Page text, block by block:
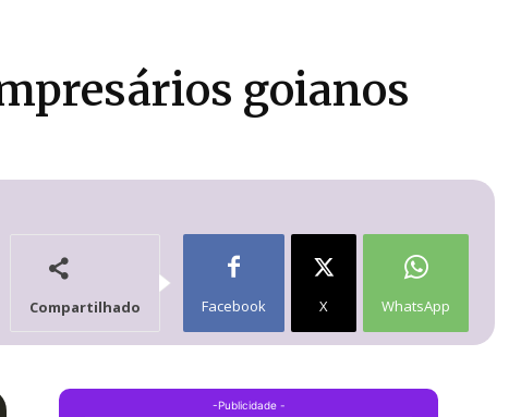
goianos
Compartilhado Facebook X WhatsApp
-Publicidade -